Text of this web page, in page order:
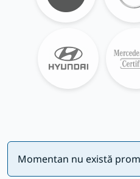
Momentan nu există